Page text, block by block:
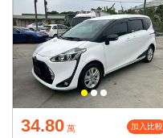
34.80 萬 加入比較